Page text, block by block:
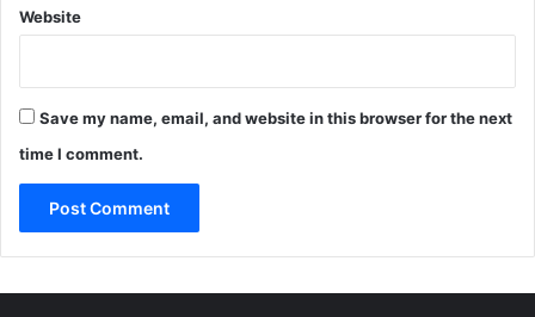
Website
Save my name, email, and website in this browser for the next
time I comment.